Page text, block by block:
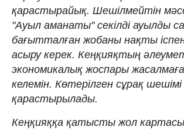
қарастырайық. Шешілмейтін
"Ауыл аманаты" секілді ауылды
бағытталған жобаны нақты
асыру керек. Кеңқияқтың
экономикалық жоспары
келемін. Көтерілген сұрақ шешімі
қарастырылады.
Кеңқияққа қатысты жол